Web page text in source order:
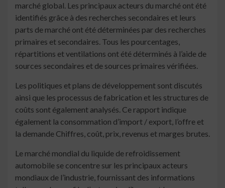
marché global. Les principaux acteurs du marché ont été
identifiés grâce à des recherches secondaires et leurs
parts de marché ont été déterminées par des recherches
primaires et secondaires. Tous les pourcentages,
répartitions et ventilations ont été déterminés à l’aide de
sources secondaires et de sources primaires vérifiées.
Les politiques et plans de développement sont discutés
ainsi que les processus de fabrication et les structures de
coûts sont également analysés. Ce rapport indique
également la consommation d’import / export, l’offre et
la demande Chiffres, coût, prix, revenus et marges brutes.
Le marché mondial du liquide de refroidissement
automobile se concentre sur les principaux acteurs
mondiaux de l’industrie, fournissant des informations